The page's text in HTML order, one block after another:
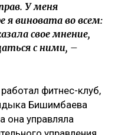
У меня
я виновата во всем:
свое мнение,
с ними, –
фитнес-клуб,
Бишимбаева
она управляла